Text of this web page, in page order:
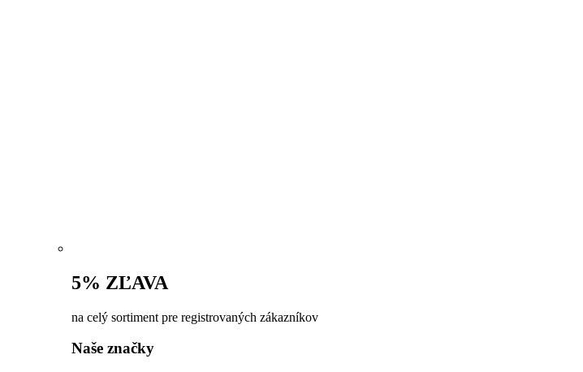
5% ZĽAVA
na celý sortiment pre registrovaných zákazníkov
Naše značky